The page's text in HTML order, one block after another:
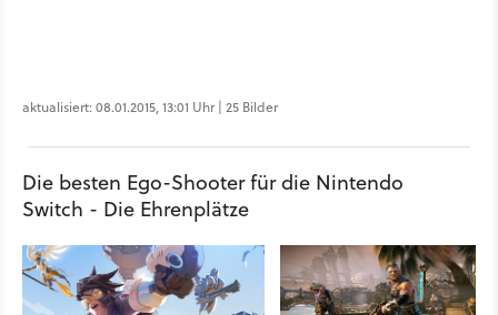
aktualisiert: 08.01.2015, 13:01 Uhr | 25 Bilder
Die besten Ego-Shooter für die Nintendo
Switch - Die Ehrenplätze